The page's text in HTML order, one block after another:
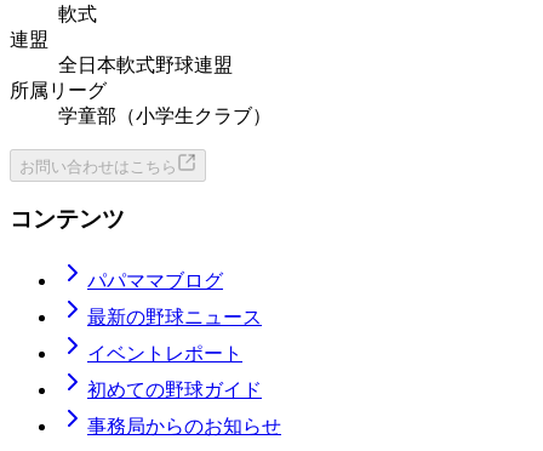
軟式
連盟
全日本軟式野球連盟
所属リーグ
学童部（小学生クラブ）
お問い合わせはこちら
コンテンツ
パパママブログ
最新の野球ニュース
イベントレポート
初めての野球ガイド
事務局からのお知らせ